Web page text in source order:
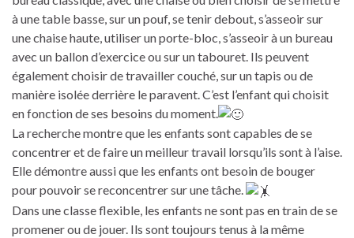
à une table basse, sur un pouf, se tenir debout, s’asseoir sur
une chaise haute, utiliser un porte-bloc, s’asseoir à un bureau
avec un ballon d’exercice ou sur un tabouret. Ils peuvent
également choisir de travailler couché, sur un tapis ou de
manière isolée derrière le paravent. C’est l’enfant qui choisit
en fonction de ses besoins du moment.
La recherche montre que les enfants sont capables de se
concentrer et de faire un meilleur travail lorsqu’ils sont à l’aise.
Elle démontre aussi que les enfants ont besoin de bouger
pour pouvoir se reconcentrer sur une tâche.
Dans une classe flexible, les enfants ne sont pas en train de se
promener ou de jouer. Ils sont toujours tenus à la même